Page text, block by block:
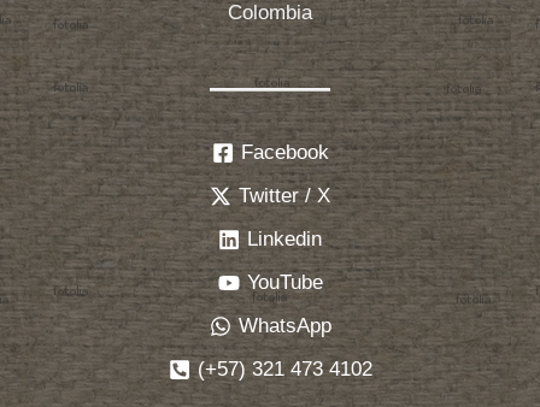
Colombia
Facebook
Twitter / X
Linkedin
YouTube
WhatsApp
(+57) 321 473 4102